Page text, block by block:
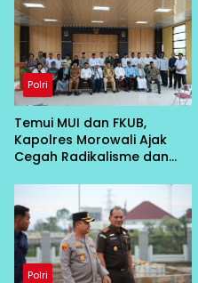
Polri
Temui MUI dan FKUB,
Kapolres Morowali Ajak
Cegah Radikalisme dan
Polri